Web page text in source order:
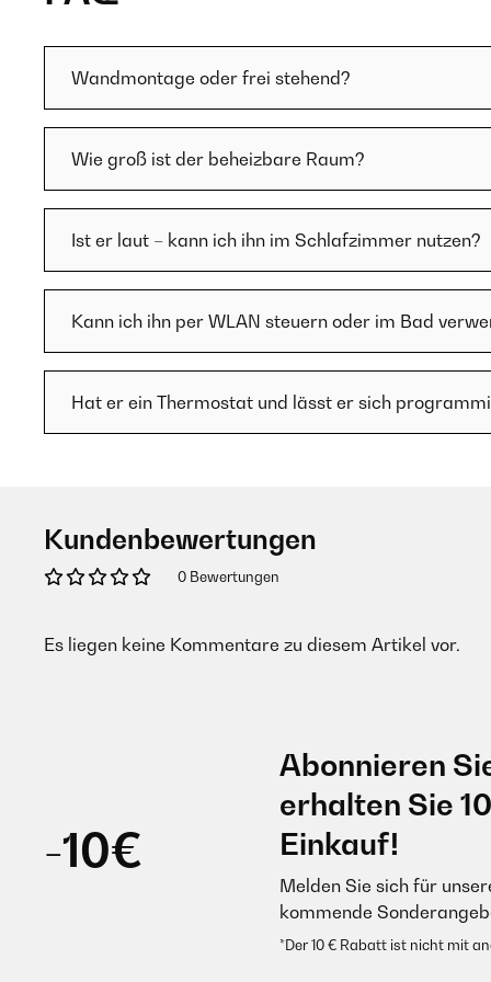
Wandmontage oder frei stehend?
Wie groß ist der beheizbare Raum?
Ist er laut – kann ich ihn im Schlafzimmer nutzen?
Kann ich ihn per WLAN steuern oder im Bad
Hat er ein Thermostat und lässt er sich
Kundenbewertungen
0 Bewertungen
Es liegen keine Kommentare zu diesem Artikel vor.
-10€
Abonnieren
erhalten Sie
Einkauf!
Melden Sie sich für
kommende
*Der 10 € Rabatt ist nicht mit